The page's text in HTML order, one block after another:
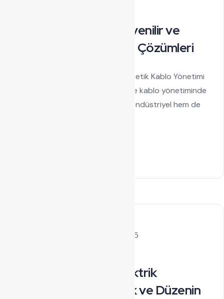
Metal Kablo Kanalı: Güvenilir ve
Estetik Kablo Yönetimi Çözümleri
Metal Kablo Kanalı: Güvenilir ve Estetik Kablo Yönetimi
Çözümleri Elektrik tesisatlarında ve kablo yönetiminde
kullanılan metal kablo kanalı, hem endüstriyel hem de
Eylül 6, 2025
Metal Kablo Kanalı: Elektrik
Tesisatlarında Güvenlik ve Düzenin